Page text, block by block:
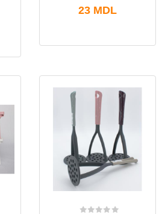
23 MDL